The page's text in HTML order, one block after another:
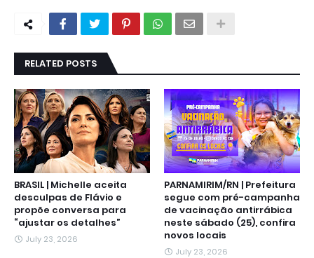
RELATED POSTS
BRASIL | Michelle aceita
desculpas de Flávio e
propõe conversa para
“ajustar os detalhes”
July 23, 2026
PARNAMIRIM/RN | Prefeitura
segue com pré-campanha
de vacinação antirrábica
neste sábado (25), confira
novos locais
July 23, 2026